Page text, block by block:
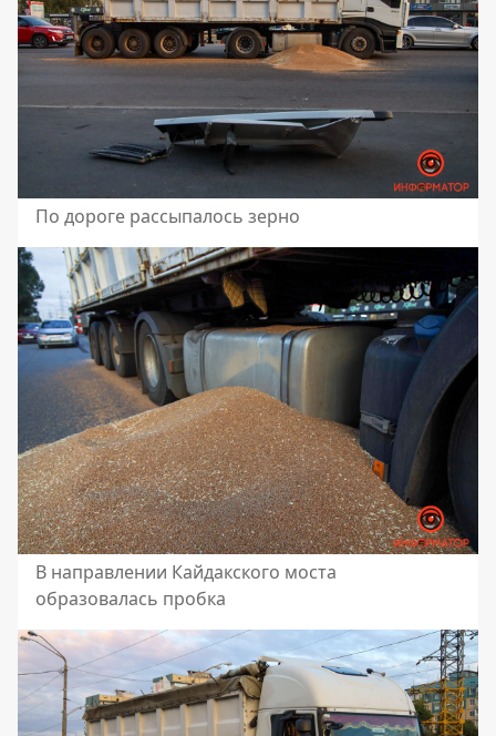
По дороге рассыпалось зерно
В направлении Кайдакского моста
образовалась пробка